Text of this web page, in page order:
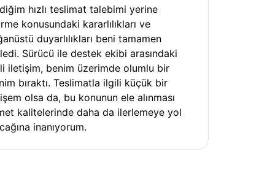
hızlı teslimat talebimi yerine
konusundaki kararlılıkları ve
duyarlılıkları beni tamamen
Sürücü ile destek ekibi arasındaki
iletişim, benim üzerimde olumlu bir
bıraktı. Teslimatla ilgili küçük bir
olsa da, bu konunun ele alınması
kalitelerinde daha da ilerlemeye yol
inanıyorum.